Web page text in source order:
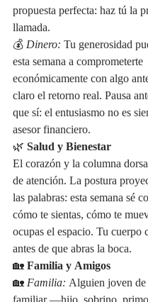
propuesta perfecta: haz tú la
llamada.
💰 Dinero: Tu generosidad
esta semana a comprometerte
económicamente con algo
claro el retorno real. Pausa
que sí: el entusiasmo no es
asesor financiero.
🌿 Salud y Bienestar
El corazón y la columna
de atención. La postura
las palabras: esta semana sé
cómo te sientas, cómo te
ocupas el espacio. Tu cuerpo
antes de que abras la boca.
🏡 Familia y Amigos
🏡 Familia: Alguien joven